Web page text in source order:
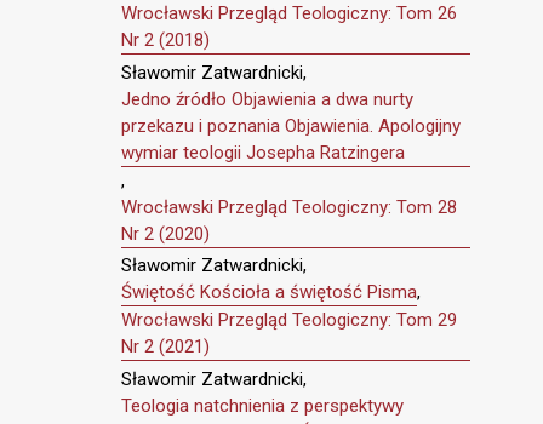
Wrocławski Przegląd Teologiczny: Tom 26
Nr 2 (2018)
Sławomir Zatwardnicki,
Jedno źródło Objawienia a dwa nurty
przekazu i poznania Objawienia. Apologijny
wymiar teologii Josepha Ratzingera
,
Wrocławski Przegląd Teologiczny: Tom 28
Nr 2 (2020)
Sławomir Zatwardnicki,
Świętość Kościoła a świętość Pisma,
Wrocławski Przegląd Teologiczny: Tom 29
Nr 2 (2021)
Sławomir Zatwardnicki,
Teologia natchnienia z perspektywy